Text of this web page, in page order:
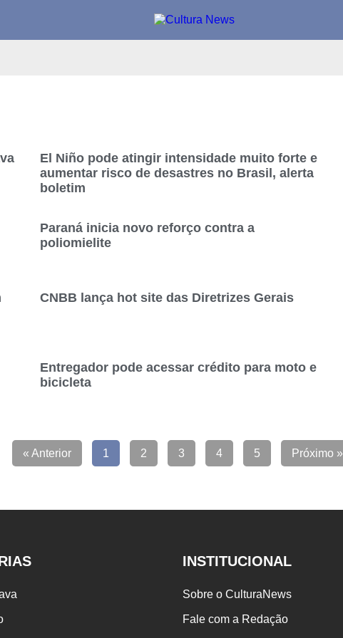
El Niño pode atingir intensidade muito forte e
aumentar risco de desastres no Brasil, alerta
boletim
Paraná inicia novo reforço contra a
poliomielite
CNBB lança hot site das Diretrizes Gerais
Entregador pode acessar crédito para moto e
bicicleta
« Anterior 1 2 3 4 5 Próximo »
INSTITUCIONAL
Sobre o CulturaNews
Fale com a Redação